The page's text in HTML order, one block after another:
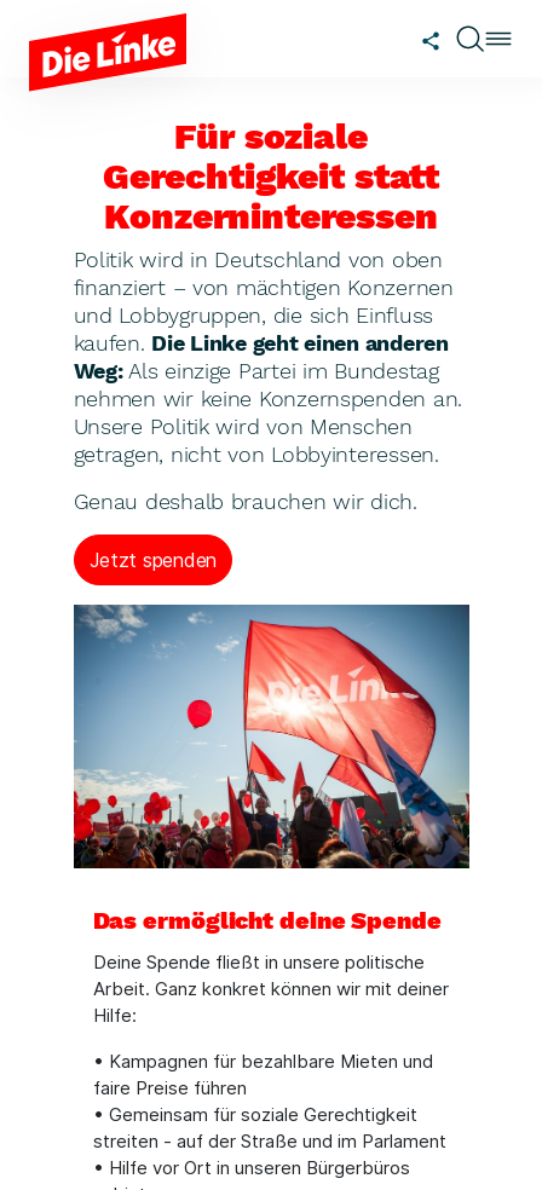
Zum Hauptinhalt springen
Für soziale
Gerechtigkeit statt
Konzerninteressen
Politik wird in Deutschland von oben
finanziert – von mächtigen Konzernen
und Lobbygruppen, die sich Einfluss
kaufen. Die Linke geht einen anderen
Weg:Als einzige Partei im Bundestag
nehmen wir keine Konzernspenden an.
Unsere Politik wird von Menschen
getragen, nicht von Lobbyinteressen.
Genau deshalb brauchen wir dich.
Jetzt spenden
Das ermöglicht deine Spende
Deine Spende fließt in unsere politische
Arbeit. Ganz konkret können wir mit deiner
Hilfe:
• Kampagnen für bezahlbare Mieten und
faire Preise führen
• Gemeinsam für soziale Gerechtigkeit
streiten - auf der Straße und im Parlament
• Hilfe vor Ort in unseren Bürgerbüros